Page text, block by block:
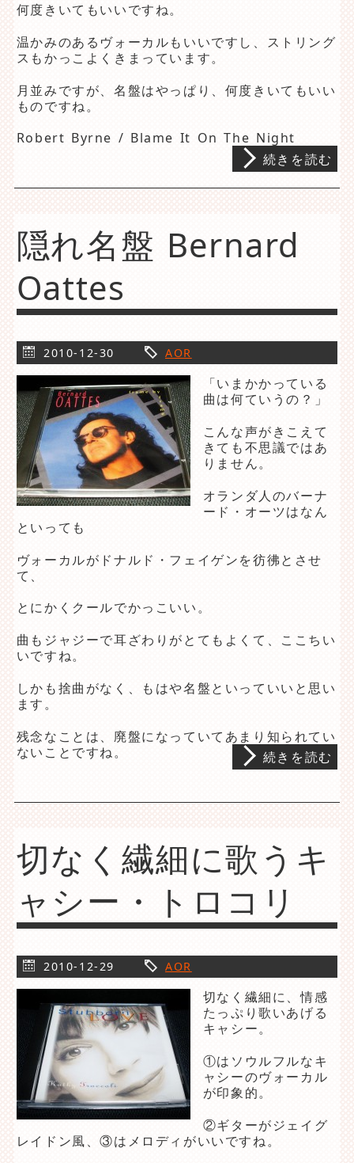
何度きいてもいいですね。
温かみのあるヴォーカルもいいですし、ストリング
スもかっこよくきまっています。
月並みですが、名盤はやっぱり、何度きいてもいい
ものですね。
Robert Byrne / Blame It On The Night
続きを読む
隠れ名盤 Bernard
Oattes
2010-12-30 AOR
「いまかかっている
曲は何ていうの？」
こんな声がきこえて
きても不思議ではあ
りません。
オランダ人のバーナ
ード・オーツはなん
といっても
ヴォーカルがドナルド・フェイゲンを彷彿とさせ
て、
とにかくクールでかっこいい。
曲もジャジーで耳ざわりがとてもよくて、ここちい
いですね。
しかも捨曲がなく、もはや名盤といっていいと思い
ます。
残念なことは、廃盤になっていてあまり知られてい
ないことですね。
続きを読む
切なく繊細に歌うキ
ャシー・トロコリ
2010-12-29 AOR
切なく繊細に、情感
たっぷり歌いあげる
キャシー。
①はソウルフルなキ
ャシーのヴォーカル
が印象的。
②ギターがジェイグ
レイドン風、③はメロディがいいですね。